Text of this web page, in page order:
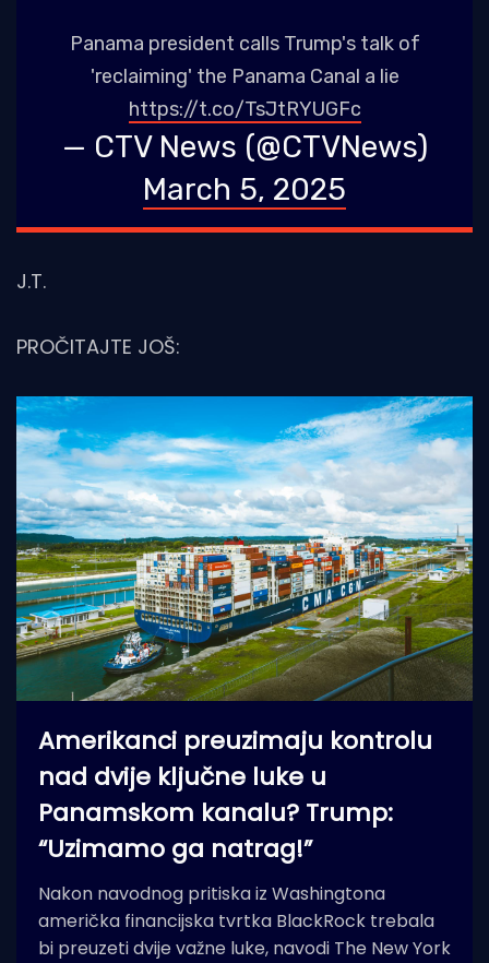
Panama president calls Trump's talk of
'reclaiming' the Panama Canal a lie
https://t.co/TsJtRYUGFc
— CTV News (@CTVNews)
March 5, 2025
J.T.
PROČITAJTE JOŠ:
Amerikanci preuzimaju kontrolu
nad dvije ključne luke u
Panamskom kanalu? Trump:
“Uzimamo ga natrag!”
Nakon navodnog pritiska iz Washingtona
američka financijska tvrtka BlackRock trebala
bi preuzeti dvije važne luke, navodi The New York